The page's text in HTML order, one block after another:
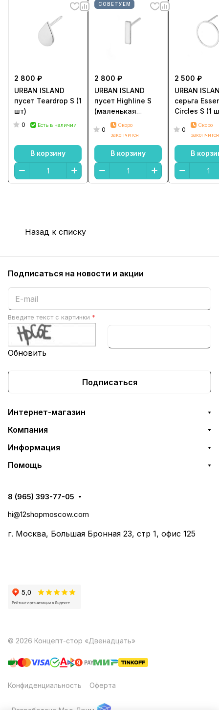
2 800 ₽
URBAN ISLAND
пусет Teardrop S (1
шт)
0 Есть в наличии
В корзину
СОВЕТУЕМ
2 800 ₽
URBAN ISLAND
пусет Highline S
(маленькая
палочка,1 шт)
0
Скоро
закончится
В корзину
2 500 ₽
URBAN
серьга
Circles S (1
0
Скоро
закончится
В
Назад к списку
Подписаться на новости и акции
Введите текст с картинки *
Обновить
Подписаться
Интернет-магазин
Компания
Информация
Помощь
8 (965) 393-77-05
hi@12shopmoscow.com
г. Москва, Большая Бронная 23, стр 1, офис 125
© 2026 Концепт-стор «Двенадцать»
Конфиденциальность Оферта